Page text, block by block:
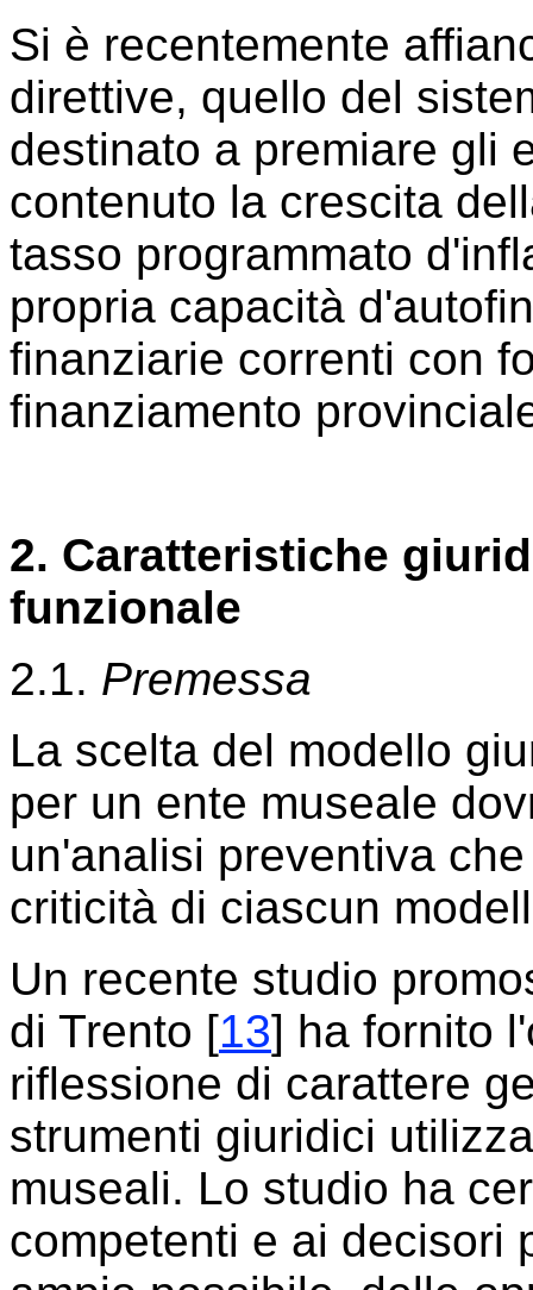
Si è recentemente
direttive, quello del
destinato a premiare gli
contenuto la crescita
tasso programmato
propria capacità
finanziarie correnti con
finanziamento
2. Caratteristiche
funzionale
2.1. Premessa
La scelta del modello
per un ente museale
un'analisi preventiva
criticità di ciascun
Un recente studio
di Trento [13] ha fornito
riflessione di carattere
strumenti giuridici
museali. Lo studio ha
competenti e ai decisori